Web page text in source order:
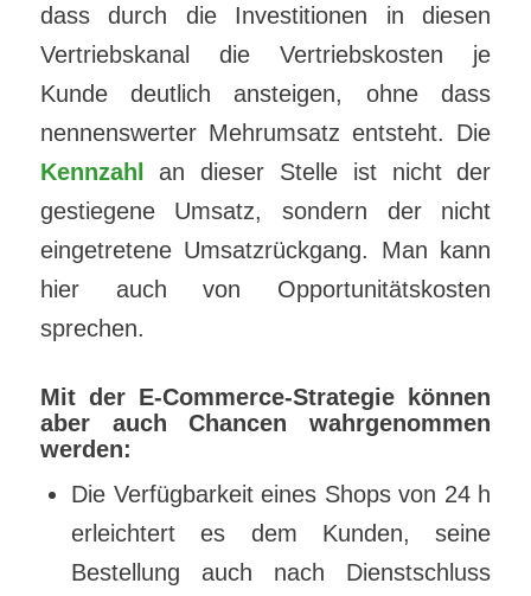
dass durch die Investitionen in diesen
Vertriebskanal die Vertriebskosten je
Kunde deutlich ansteigen, ohne dass
nennenswerter Mehrumsatz entsteht. Die
Kennzahl
an dieser Stelle ist nicht der
gestiegene Umsatz, sondern der nicht
eingetretene Umsatzrückgang. Man kann
hier auch von Opportunitätskosten
sprechen.
Mit der E-Commerce-Strategie können
aber auch Chancen wahrgenommen
werden:
Die Verfügbarkeit eines Shops von 24 h
erleichtert es dem Kunden, seine
Bestellung auch nach Dienstschluss